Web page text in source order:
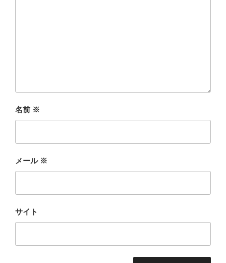
名前 ※
メール ※
サイト